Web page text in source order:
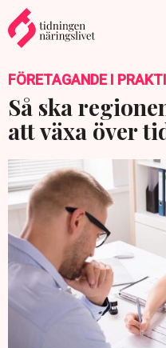
FÖRETAGANDE I
Så ska
att växa över